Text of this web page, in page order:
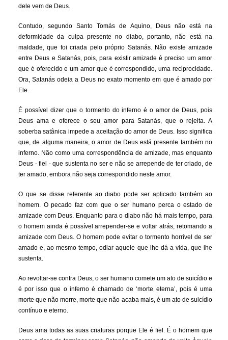
dele vem de Deus.
Contudo, segundo Santo Tomás de Aquino, Deus não está na
deformidade da culpa presente no diabo, portanto, não está na
maldade, que foi criada pelo próprio Satanás. Não existe amizade
entre Deus e Satanás, pois, para existir amizade é preciso um amor
que é oferecido e um amor que é correspondido, uma reciprocidade.
Ora, Satanás odeia a Deus no exato momento em que é amado por
Ele.
É possível dizer que o tormento do inferno é o amor de Deus, pois
Deus ama e oferece o seu amor para Satanás, que o rejeita. A
soberba satânica impede a aceitação do amor de Deus. Isso significa
que, de alguma maneira, o amor de Deus está presente também no
inferno. Não como uma correspondência de amizade, mas enquanto
Deus - fiel - que sustenta no ser e não se arrepende de ter criado, de
ter amado, embora não seja correspondido neste amor.
O que se disse referente ao diabo pode ser aplicado também ao
homem. O pecado faz com que o ser humano perca o estado de
amizade com Deus. Enquanto para o diabo não há mais tempo, para
o homem ainda é possível arrepender-se e voltar atrás, retomando a
amizade com Deus. O homem pode evitar o tormento horrível de ser
amado e, ao mesmo tempo, odiar aquele que lhe dá a vida, que lhe
sustenta.
Ao revoltar-se contra Deus, o ser humano comete um ato de suicídio e
é por isso que o inferno é chamado de ‘morte eterna’, pois é uma
morte que não morre, morte que não acaba mais, é um ato de suicídio
contínuo e eterno.
Deus ama todas as suas criaturas porque Ele é fiel. É o homem que